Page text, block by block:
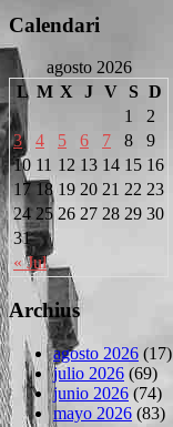
Calendari
agosto 2026
L M X J V S D
« Jul
1
2
3
4 5 6 7 8
9
10 11 12 13 14 15 16
17 18 19 20 21 22 23
24 25 26 27 28 29 30
31
Archius
agosto 2026 (17)
julio 2026 (69)
junio 2026 (74)
mayo 2026 (83)